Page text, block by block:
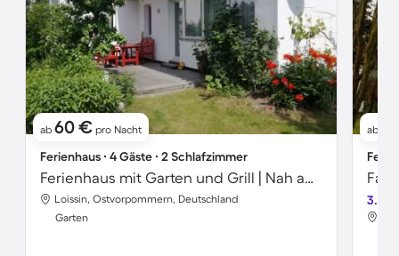
ab 60 € pro Nacht
Ferienhaus ∙ 4 Gäste ∙ 2 Schlafzimmer
Ferienhaus mit Garten und Grill | Nah am Strand
Loissin, Ostvorpommern, Deutschland
Garten
ab
3.5